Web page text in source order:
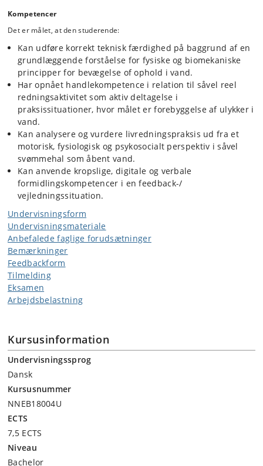
Kompetencer
Det er målet, at den studerende:
Kan udføre korrekt teknisk færdighed på baggrund af en
grundlæggende forståelse for fysiske og biomekaniske
principper for bevægelse of ophold i vand.
Har opnået handlekompetence i relation til såvel reel
redningsaktivitet som aktiv deltagelse i
praksissituationer, hvor målet er forebyggelse af ulykker i
vand.
Kan analysere og vurdere livredningspraksis ud fra et
motorisk, fysiologisk og psykosocialt perspektiv i såvel
svømmehal som åbent vand.
Kan anvende kropslige, digitale og verbale
formidlingskompetencer i en feedback-/​
vejledningssituation.
Undervisningsform
Undervisningsmateriale
Anbefalede faglige forudsætninger
Bemærkninger
Feedbackform
Tilmelding
Eksamen
Arbejdsbelastning
Kursusinformation
Undervisningssprog
Dansk
Kursusnummer
NNEB18004U
ECTS
7,5 ECTS
Niveau
Bachelor